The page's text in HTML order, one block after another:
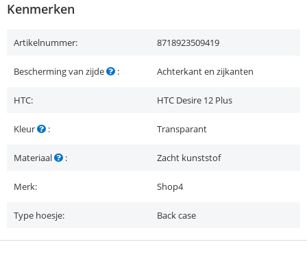
Kenmerken
Artikelnummer: 8718923509419
Bescherming van zijde : Achterkant en zijkanten
HTC: HTC Desire 12 Plus
Kleur : Transparant
Materiaal : Zacht kunststof
Merk: Shop4
Type hoesje: Back case